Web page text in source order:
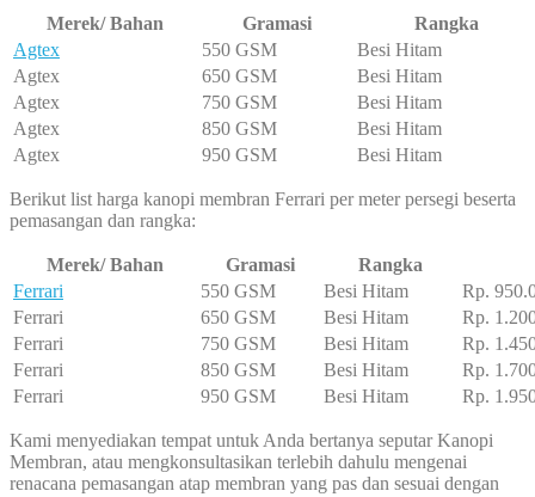
Merek/ Bahan Gramasi
Rangka
Agtex
550 GSM
Besi Hitam
Agtex
650 GSM
Besi Hitam
Agtex
750 GSM
Besi Hitam
Agtex
850 GSM
Besi Hitam
Agtex
950 GSM Besi Hitam
Berikut list harga kanopi membran Ferrari per meter persegi beserta
pemasangan dan rangka:
Merek/ Bahan Gramasi
Rangka
Ferrari
550 GSM Besi Hitam
Rp.
Ferrari
650 GSM Besi Hitam
Rp.
Ferrari
750 GSM Besi Hitam
Rp.
Ferrari
850 GSM Besi Hitam
Rp.
Ferrari
950 GSM Besi Hitam Rp.
Kami menyediakan tempat untuk Anda bertanya seputar Kanopi
Membran, atau mengkonsultasikan terlebih dahulu mengenai
renacana pemasangan atap membran yang pas dan sesuai dengan